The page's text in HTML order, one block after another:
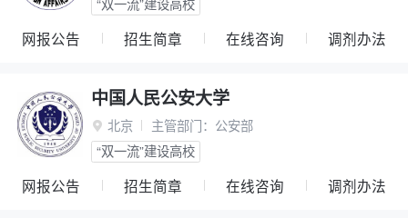
“双一流”建设高校
网报公告 招生简章 在线咨询 调剂办法
中国人民公安大学
 北京 主管部门： 公安部
“双一流”建设高校
网报公告 招生简章 在线咨询 调剂办法